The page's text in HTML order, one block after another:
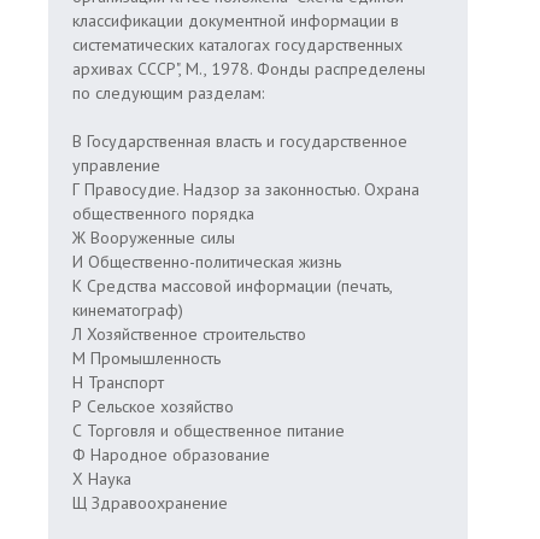
классификации документной информации в
систематических каталогах государственных
архивах СССР", М., 1978. Фонды распределены
по следующим разделам:
В Государственная власть и государственное
управление
Г Правосудие. Надзор за законностью. Охрана
общественного порядка
Ж Вооруженные силы
И Общественно-политическая жизнь
К Средства массовой информации (печать,
кинематограф)
Л Хозяйственное строительство
М Промышленность
Н Транспорт
Р Сельское хозяйство
С Торговля и общественное питание
Ф Народное образование
Х Наука
Щ Здравоохранение